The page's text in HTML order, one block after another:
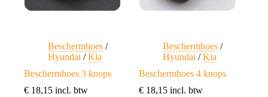
Beschermhoes /
Hyundai /Kia
Beschermhoes 3 knops
€ 18,15 incl. btw
Beschermhoes /
Hyundai /Kia
Beschermhoes 4 knops
€ 18,15 incl. btw